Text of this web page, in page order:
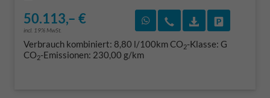
50.113,– €
incl. 19% MwSt.
Rückruf vereinbaren
Wir rufen Sie an
Verbrauch kombiniert: 8,80 l/100kmCO2-Klasse: G
CO2-Emissionen: 230,00 g/km